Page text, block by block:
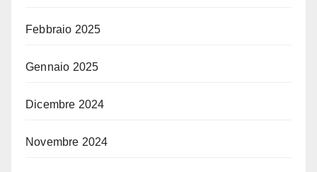
Febbraio 2025
Gennaio 2025
Dicembre 2024
Novembre 2024